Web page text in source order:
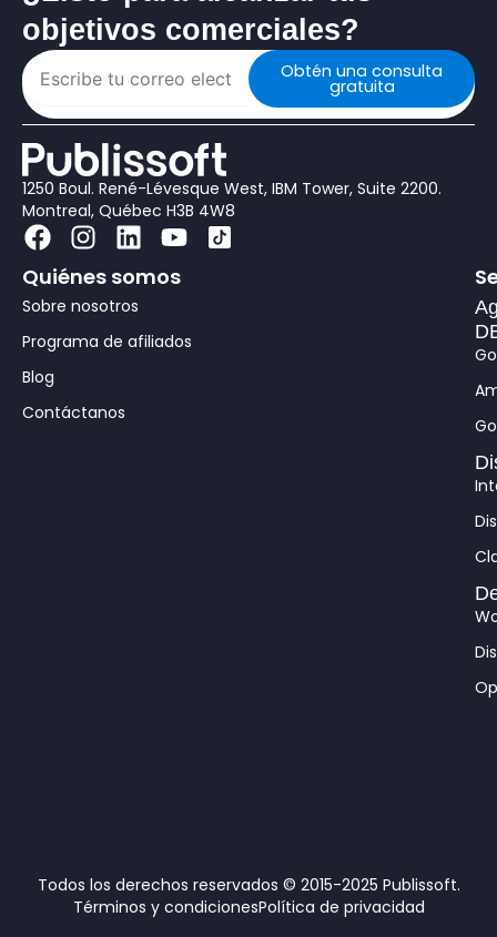
objetivos comerciales?
Obtén una consulta
gratuita
1250 Boul. René-Lévesque West, IBM Tower, Suite 2200.
Montreal, Québec H3B 4W8
F
a
c
e
b
o
o
k
I
n
s
t
a
a
L
i
n
k
e
Y
u
u
Quiénes somos
Sobre nosotros
Programa de afiliados
Blog
Contáctanos
Todos los derechos reservados © 2015-2025 Publissoft.
Términos y condicionesPolítica de privacidad